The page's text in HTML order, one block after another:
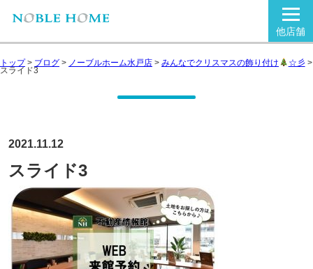
他店舗
トップ> ブログ > ノーブルホーム水戸店 > みんなでクリスマスの飾り付け ☆彡>
スライド3
2021.11.12
スライド3